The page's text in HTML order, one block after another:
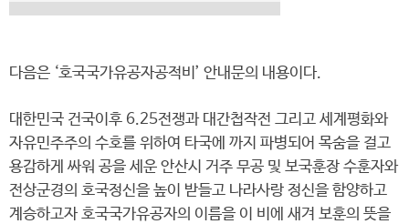
다음은 ‘호국국가유공자공적비’ 안내문의 내용이다.
대한민국 건국이후 6.25전쟁과 대간첩작전 그리고 세계평화와
자유민주주의 수호를 위하여 타국에 까지 파병되어 목숨을 걸고
용감하게 싸워 공을 세운 안산시 거주 무공 및 보국훈장 수훈자와
전상군경의 호국정신을 높이 받들고 나라사랑 정신을 함양하고
계승하고자 호국국가유공자의 이름을 이 비에 새겨 보훈의 뜻을